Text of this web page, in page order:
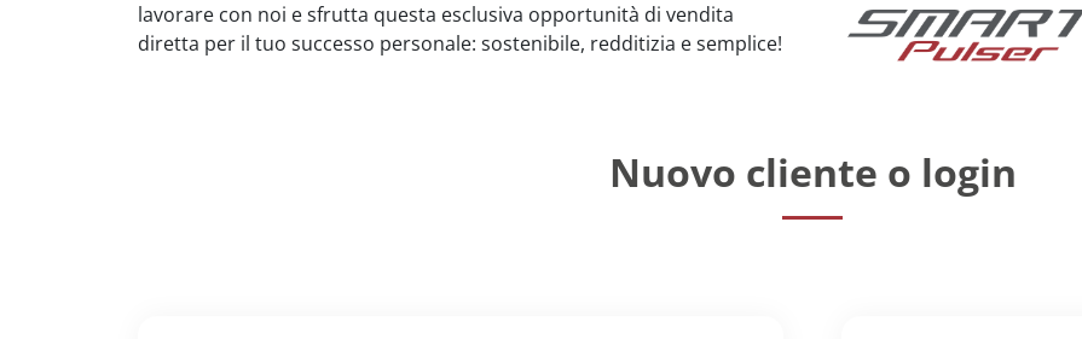
lavorare con noi e sfrutta questa esclusiva opportunità di vendita
diretta per il tuo successo personale: sostenibile, redditizia e semplice!
Nuovo cliente o login